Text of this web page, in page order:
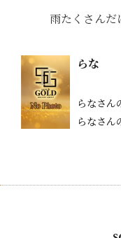
雨たくさん
らな
らなさん
らなさん